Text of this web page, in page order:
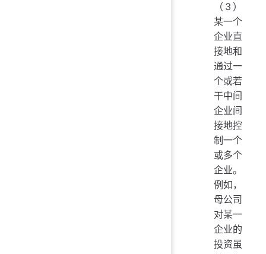
（3）
某一个
企业直
接地和
通过一
个或若
干中间
企业间
接地控
制一个
或多个
企业。
例如，
母公司
对某一
企业的
投资虽